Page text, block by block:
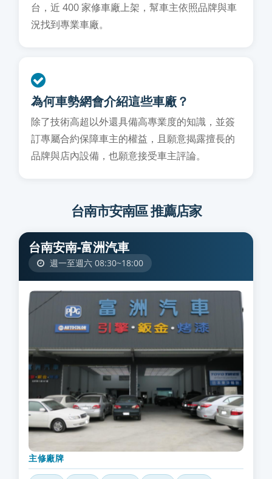
台，近 400 家修車廠上架，幫車主依照品牌與車
況找到專業車廠。
為何車勢網會介紹這些車廠？
除了技術高超以外還具備高專業度的知識，並簽
訂專屬合約保障車主的權益，且願意揭露擅長的
品牌與店內設備，也願意接受車主評論。
台南市安南區 推薦店家
台南安南-富洲汽車
週一至週六 08:30~18:00
主修廠牌